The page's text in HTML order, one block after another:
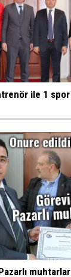
ile 1